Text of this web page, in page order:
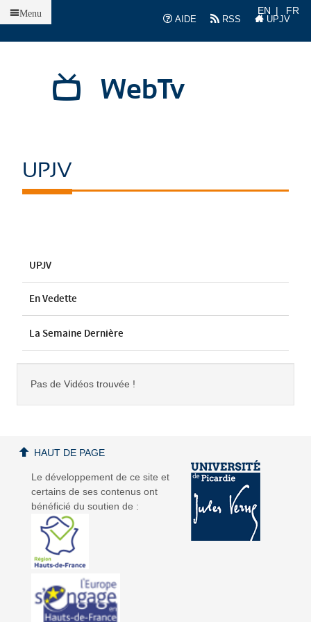
AIDE
RSS UPJV
EN FR
WebTv
Menu
UPJV
UPJV
En Vedette
La Semaine Dernière
Pas de Vidéos trouvée !
Le développement de ce site et
certains de ses contenus ont
bénéficié du soutien de :
HAUT DE PAGE